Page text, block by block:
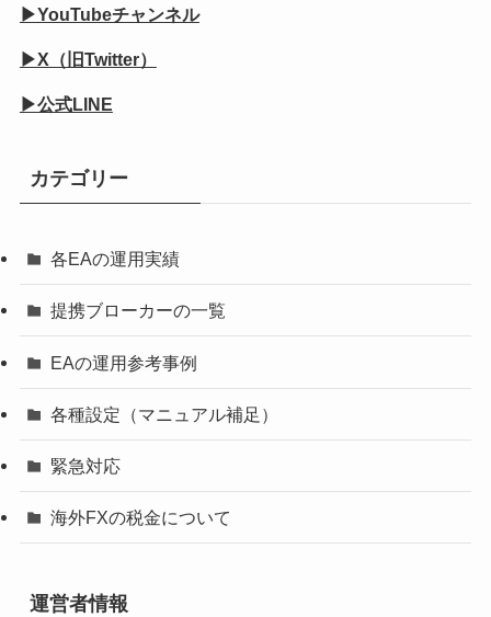
▶YouTubeチャンネル
▶X（旧Twitter）
▶公式LINE
カテゴリー
各EAの運用実績
提携ブローカーの一覧
EAの運用参考事例
各種設定（マニュアル補足）
緊急対応
海外FXの税金について
運営者情報